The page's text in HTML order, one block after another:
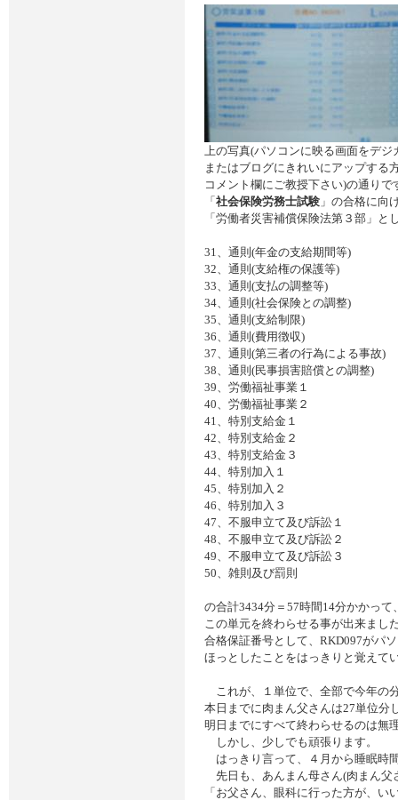
上の写真(パソコンに映る画面をデジ
またはブログにきれいにアップする
コメント欄にご教授下さい)の通りで
「 社会保険労務士試験 」の合格に向
「労働者災害補償保険法第３部」と
31、通則(年金の支給期間
32、通則(支給権の保護
33、通則(支払の調整
34、通則(社会保険との調
35、通則(支給制限
36、通則(費用徴収
37、通則(第三者の行為による
38、通則(民事損害賠償との
39、労働福祉事業
40、労働福祉事業
41、特別支給金
42、特別支給金
43、特別支給金
44、特別加入１
45、特別加入２
46、特別加入
47、不服申立て及び訴
48、不服申立て及び訴
49、不服申立て及び訴
50、雑則及び罰
の合計3434分＝57時間14分かかって
この単元を終わらせる事が出来まし
合格保証番号として、RKD097がパ
ほっとしたことをはっきりと覚えて
これが、１単位で、全部で今年の
本日までに肉まん父さんは27単位分
明日までにすべて終わらせるのは無
しかし、少しでも頑張ります。
はっきり言って、４月から睡眠時
先日も、あんまん母さん(肉まん父
「お父さん、眼科に行った方が、